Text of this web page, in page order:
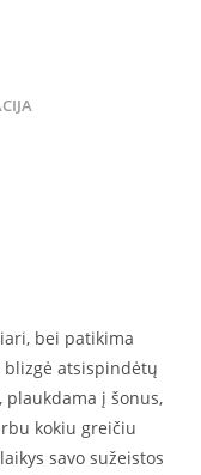
bei patikima
atsispindėtų
į šonus,
kokiu greičiu
savo sužeistos